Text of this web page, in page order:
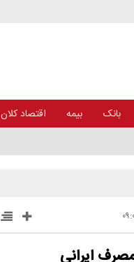
بانک بیمه اقتصاد کلان
ایرانی